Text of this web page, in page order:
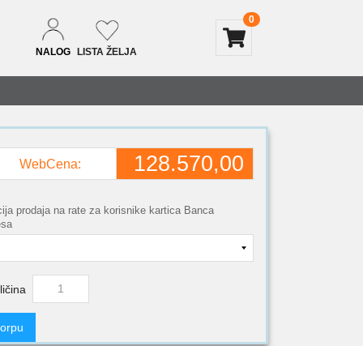
NALOG LISTA ŽELJA
0
WebCena: 128.570,00
prodaja na rate za korisnike kartica Banca